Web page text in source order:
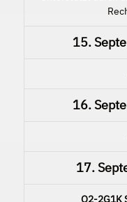
15.
16.
17.
Q2-2G1K